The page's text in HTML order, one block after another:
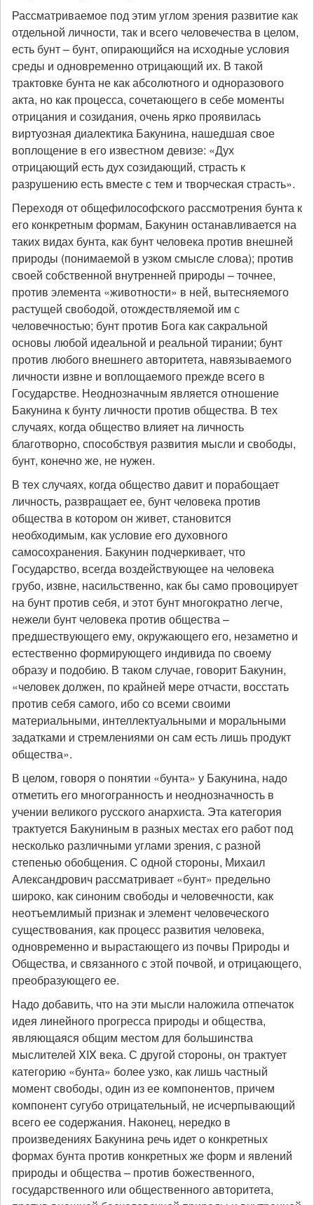
Рассматриваемое под этим углом зрения развитие как
отдельной личности, так и всего человечества в целом,
есть бунт – бунт, опирающийся на исходные условия
среды и одновременно отрицающий их. В такой
трактовке бунта не как абсолютного и одноразового
акта, но как процесса, сочетающего в себе моменты
отрицания и созидания, очень ярко проявилась
виртуозная диалектика Бакунина, нашедшая свое
воплощение в его известном девизе: «Дух
отрицающий есть дух созидающий, страсть к
разрушению есть вместе с тем и творческая страсть».
Переходя от общефилософского рассмотрения бунта к
его конкретным формам, Бакунин останавливается на
таких видах бунта, как бунт человека против внешней
природы (понимаемой в узком смысле слова); против
своей собственной внутренней природы – точнее,
против элемента «животности» в ней, вытесняемого
растущей свободой, отождествляемой им с
человечностью; бунт против Бога как сакральной
основы любой идеальной и реальной тирании; бунт
против любого внешнего авторитета, навязываемого
личности извне и воплощаемого прежде всего в
Государстве. Неоднозначным является отношение
Бакунина к бунту личности против общества. В тех
случаях, когда общество влияет на личность
благотворно, способствуя развития мысли и свободы,
бунт, конечно же, не нужен.
В тех случаях, когда общество давит и порабощает
личность, развращает ее, бунт человека против
общества в котором он живет, становится
необходимым, как условие его духовного
самосохранения. Бакунин подчеркивает, что
Государство, всегда воздействующее на человека
грубо, извне, насильственно, как бы само провоцирует
на бунт против себя, и этот бунт многократно легче,
нежели бунт человека против общества –
предшествующего ему, окружающего его, незаметно и
естественно формирующего индивида по своему
образу и подобию. В таком случае, говорит Бакунин,
«человек должен, по крайней мере отчасти, восстать
против себя самого, ибо со всеми своими
материальными, интеллектуальными и моральными
задатками и стремлениями он сам есть лишь продукт
общества».
В целом, говоря о понятии «бунта» у Бакунина, надо
отметить его многогранность и неоднозначность в
учении великого русского анархиста. Эта категория
трактуется Бакуниным в разных местах его работ под
несколько различными углами зрения, с разной
степенью обобщения. С одной стороны, Михаил
Александрович рассматривает «бунт» предельно
широко, как синоним свободы и человечности, как
неотъемлимый признак и элемент человеческого
существования, как процесс развития человека,
одновременно и вырастающего из почвы Природы и
Общества, и связанного с этой почвой, и отрицающего,
преобразующего ее.
Надо добавить, что на эти мысли наложила отпечаток
идея линейного прогресса природы и общества,
являющаяся общим местом для большинства
мыслителей XIX века. С другой стороны, он трактует
категорию «бунта» более узко, как лишь частный
момент свободы, один из ее компонентов, причем
компонент сугубо отрицательный, не исчерпывающий
всего ее содержания. Наконец, нередко в
произведениях Бакунина речь идет о конкретных
формах бунта против конкретных же форм и явлений
природы и общества – против божественного,
государственного или общественного авторитета,